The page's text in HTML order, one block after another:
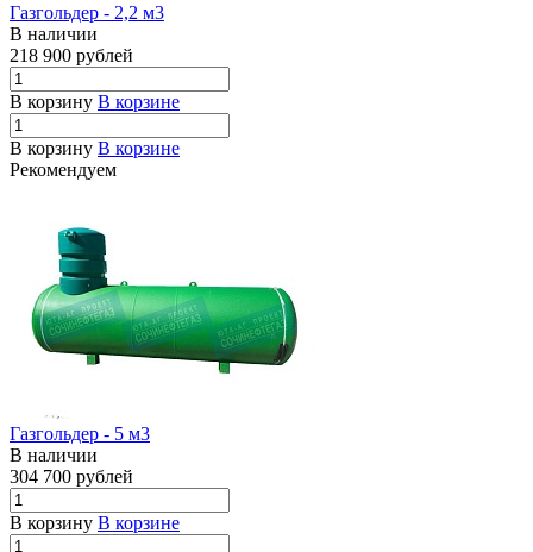
Газгольдер - 2,2 м3
В наличии
218 900 рублей
В корзину В корзине
В корзину В корзине
Рекомендуем
Газгольдер - 5 м3
В наличии
304 700 рублей
В корзину В корзине